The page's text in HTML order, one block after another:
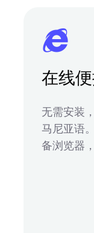
在线
无需安装
马尼亚语
备浏览器